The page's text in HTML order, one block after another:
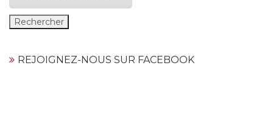
REJOIGNEZ-NOUS SUR FACEBOOK